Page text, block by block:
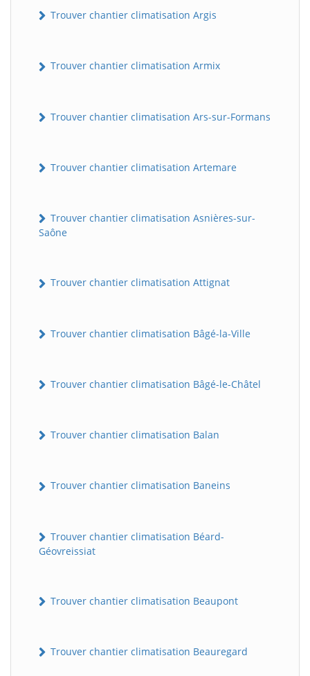
Trouver chantier climatisation Argis
Trouver chantier climatisation Armix
Trouver chantier climatisation Ars-sur-Formans
Trouver chantier climatisation Artemare
Trouver chantier climatisation Asnières-sur-
Saône
Trouver chantier climatisation Attignat
Trouver chantier climatisation Bâgé-la-Ville
Trouver chantier climatisation Bâgé-le-Châtel
Trouver chantier climatisation Balan
Trouver chantier climatisation Baneins
Trouver chantier climatisation Béard-
Géovreissiat
Trouver chantier climatisation Beaupont
Trouver chantier climatisation Beauregard